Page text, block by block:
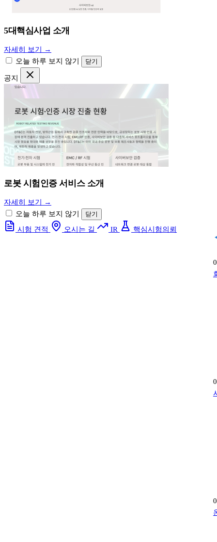
5대핵심사업 소개
자세히 보기 →
오늘 하루 보지 않기
닫기
공지
로봇 시험인증 서비스 소개
자세히 보기 →
오늘 하루 보지 않기
닫기
시험 견적 오시는 길 IR 핵심시험의뢰